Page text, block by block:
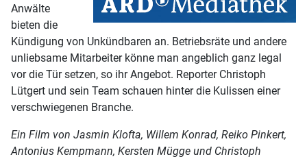
Anwälte
bieten die
Kündigung von Unkündbaren an. Betriebsräte und andere
unliebsame Mitarbeiter könne man angeblich ganz legal
vor die Tür setzen, so ihr Angebot. Reporter Christoph
Lütgert und sein Team schauen hinter die Kulissen einer
verschwiegenen Branche.
Ein Film von Jasmin Klofta, Willem Konrad, Reiko Pinkert,
Antonius Kempmann, Kersten Mügge und Christoph